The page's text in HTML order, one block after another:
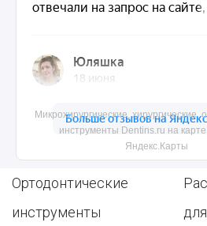
Микрохирургические, хирургические,
инструменты Dentins.ru на
Яндекс.Карты
Хирургические
Пародонтологические
инструменты
Ортодонтические
инструменты